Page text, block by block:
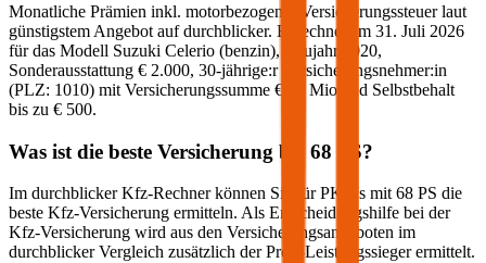
Monatliche Prämien inkl. motorbezogener Versicherungssteuer laut
günstigstem Angebot auf durchblicker. Berechnet am 31. Juli 2026
für das Modell Suzuki Celerio (benzin), Baujahr 2020,
Sonderausstattung € 2.000, 30-jährige:rVersicherungsnehmer:in
(PLZ: 1010) mit Versicherungssumme € 20 Mio und Selbstbehalt
bis zu € 500.
Was ist die beste Versicherung bei 68 PS?
Im durchblicker Kfz-Rechner können Sie für PKWs mit 68 PS die
beste Kfz-Versicherung ermitteln. Als Entscheidungshilfe bei der
Kfz-Versicherung wird aus den Versicherungsangeboten im
durchblicker Vergleich zusätzlich der Preis-Leistungssieger ermittelt.